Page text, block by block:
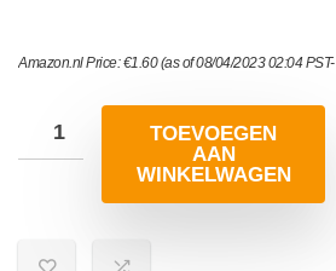
Amazon.nl Price:€1.60(as of 08/04/2023 02:04 PST-
TOEVOEGEN
AAN
WINKELWAGEN